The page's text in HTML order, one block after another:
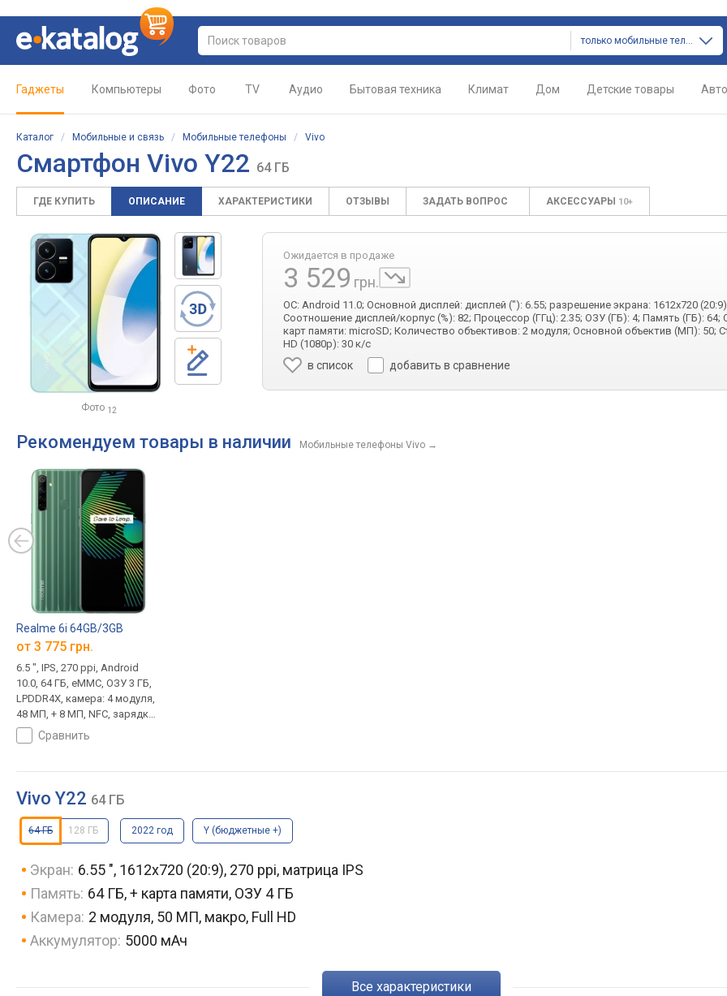
только мобильные телефоны
Гаджеты Компьютеры Фото TV Аудио Бытовая техника Климат Дом Детские товары Авто
Каталог / Мобильные и связь / Мобильные телефоны / Vivo
Смартфон Vivo Y22 64 ГБ
ГДЕ КУПИТЬ ОПИСАНИЕ ХАРАКТЕРИСТИКИ ОТЗЫВЫ ЗАДАТЬ ВОПРОС АКСЕССУАРЫ 10+
Фото 12
Ожидается в продаже
3 529 грн.
ОС: Android 11.0; Основной дисплей: дисплей ("): 6.55; разрешение экрана: 1612х720
Соотношение дисплей/корпус (%): 82; Процессор (ГГц): 2.35; ОЗУ (ГБ): 4; Память (ГБ): 64;
карт памяти: microSD; Количество объективов: 2 модуля; Основной объектив (МП): 50;
HD (1080p): 30 к/с
в список добавить в сравнение
Рекомендуем товары в наличии Мобильные телефоны Vivo →
Realme 6i 64GB/3GB
от 3 775 грн.
6.5 ", IPS, 270 ppi, Android
10.0, 64 ГБ, eMMC, ОЗУ 3 ГБ,
LPDDR4X, камера: 4 модуля,
48 МП, + 8 МП, NFC, зарядка:
5000 мАч, 199 г
сравнить
Vivo Y22 64 ГБ
64 ГБ 128 ГБ 2022 год Y (бюджетные +)
Экран: 6.55 ", 1612х720 (20:9), 270 ppi, матрица IPS
Память: 64 ГБ, + карта памяти, ОЗУ 4 ГБ
Камера: 2 модуля, 50 МП, макро, Full HD
Аккумулятор: 5000 мАч
Все характеристики